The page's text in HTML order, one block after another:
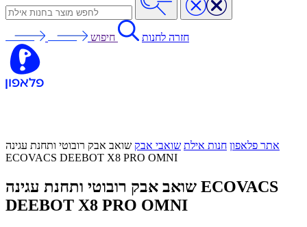
חזרה לחנות חיפוש
אתר פלאפון חנות אילת שואבי אבק שואב אבק רובוטי ותחנת עגינה
ECOVACS DEEBOT X8 PRO OMNI
שואב אבק רובוטי ותחנת עגינה ECOVACS
DEEBOT X8 PRO OMNI